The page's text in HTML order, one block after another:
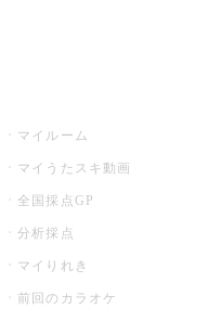
マイルーム
マイうたスキ動画
全国採点GP
分析採点
マイりれき
前回のカラオケ